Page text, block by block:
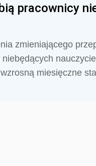
pracownicy
zmieniającego
miesięczne